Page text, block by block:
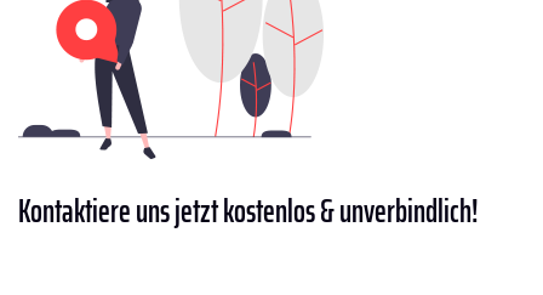
Kontaktiereuns jetzt kostenlos & unverbindlich!